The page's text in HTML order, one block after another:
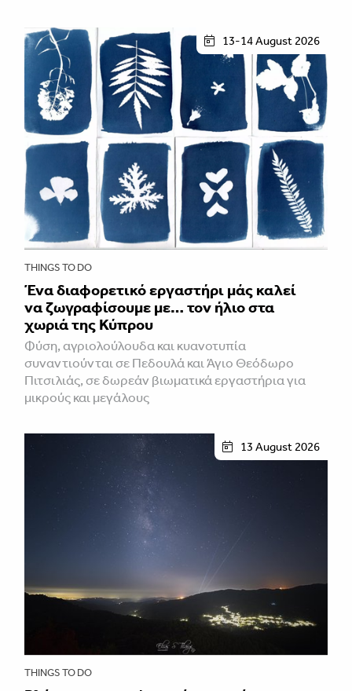
13-14 August 2026
THINGS TO DO
Ένα διαφορετικό εργαστήρι μάς καλεί
να ζωγραφίσουμε με… τον ήλιο στα
χωριά της Κύπρου
Φύση, αγριολούλουδα και κυανοτυπία
συναντιούνται σε Πεδουλά και Άγιο Θεόδωρο
Πιτσιλιάς, σε δωρεάν βιωματικά εργαστήρια για
μικρούς και μεγάλους
13 August 2026
THINGS TO DO